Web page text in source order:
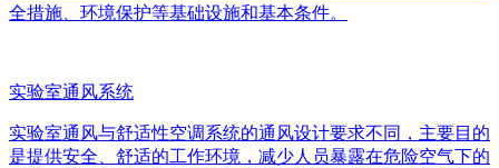
全措施、环境保护等基础设施和基本条件。
实验室通风系统
实验室通风与舒适性空调系统的通风设计要求不同，主要目的
是提供安全、舒适的工作环境，减少人员暴露在危险空气下的